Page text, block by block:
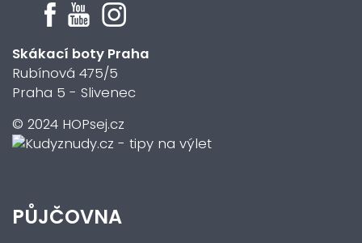
Skákací boty Praha
Rubínová 475/5
Praha 5 - Slivenec
© 2024 HOPsej.cz
PŮJČOVNA